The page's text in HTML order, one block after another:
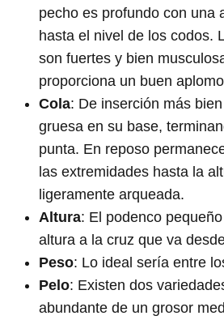
pecho es profundo con una
hasta el nivel de los codos.
son fuertes y bien
proporciona un buen
Cola: De inserción más
gruesa en su base,
punta. En reposo
las extremidades hasta la
ligeramente arqueada.
Altura: El podenco
altura a la cruz que va
Peso: Lo ideal sería entre
Pelo: Existen dos
abundante de un grosor